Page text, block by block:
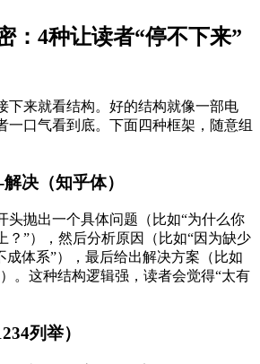
：4种让读者“停不下来”
下来就看结构。好的结构就像一部电
一口气看到底。下面四种框架，随意组
决（知乎体）
头抛出一个具体问题（比如“为什么你
？”），然后分析原因（比如“因为缺少
成体系”），最后给出解决方案（比如
。这种结构逻辑强，读者会觉得“太有
列举）